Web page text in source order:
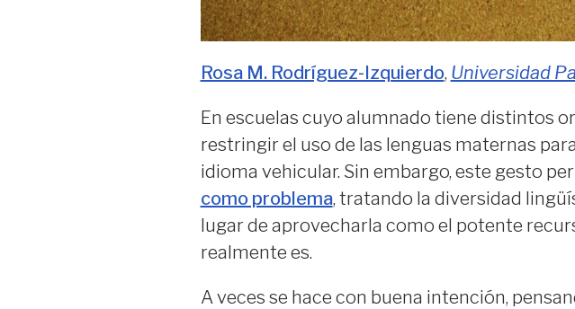
Rosa M. Rodríguez-Izquierdo, Universidad
En escuelas cuyo alumnado tiene distintos
restringir el uso de las lenguas maternas
idioma vehicular. Sin embargo, este gesto
como problema, tratando la diversidad
lugar de aprovecharla como el potente
realmente es.
A veces se hace con buena intención,